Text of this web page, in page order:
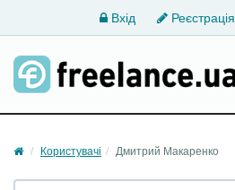
Вхід Реєстрація
Користувачі Дмитрий Maкаренко